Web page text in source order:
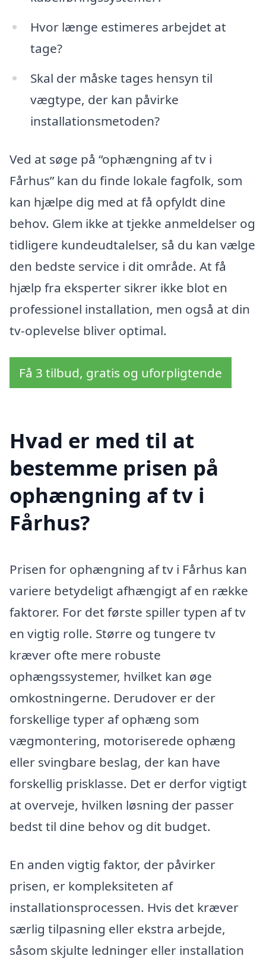
Hvor længe estimeres arbejdet at
tage?
Skal der måske tages hensyn til
vægtype, der kan påvirke
installationsmetoden?
Ved at søge på “ophængning af tv i
Fårhus” kan du finde lokale fagfolk, som
kan hjælpe dig med at få opfyldt dine
behov. Glem ikke at tjekke anmeldelser og
tidligere kundeudtalelser, så du kan vælge
den bedste service i dit område. At få
hjælp fra eksperter sikrer ikke blot en
professionel installation, men også at din
tv-oplevelse bliver optimal.
Få 3 tilbud, gratis og uforpligtende
Hvad er med til at
bestemme prisen på
ophængning af tv i
Fårhus?
Prisen for ophængning af tv i Fårhus kan
variere betydeligt afhængigt af en række
faktorer. For det første spiller typen af tv
en vigtig rolle. Større og tungere tv
kræver ofte mere robuste
ophængssystemer, hvilket kan øge
omkostningerne. Derudover er der
forskellige typer af ophæng som
vægmontering, motoriserede ophæng
eller svingbare beslag, der kan have
forskellig prisklasse. Det er derfor vigtigt
at overveje, hvilken løsning der passer
bedst til dine behov og dit budget.
En anden vigtig faktor, der påvirker
prisen, er kompleksiteten af
installationsprocessen. Hvis det kræver
særlig tilpasning eller ekstra arbejde,
såsom skjulte ledninger eller installation